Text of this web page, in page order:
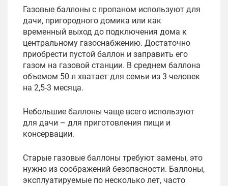
Газовые баллоны с пропаном используют для
дачи, пригородного домика или как
временный выход до подключения дома к
центральному газоснабжению. Достаточно
приобрести пустой баллон и заправить его
газом на газовой станции. В среднем баллона
объемом 50 л хватает для семьи из 3 человек
на 2,5-3 месяца.
Небольшие баллоны чаще всего используют
для дачи – для приготовления пищи и
консервации.
Старые газовые баллоны требуют замены, это
нужно из соображений безопасности. Баллоны,
эксплуатируемые по несколько лет, часто